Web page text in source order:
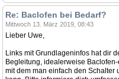
Re: Baclofen bei Bedarf?
Mittwoch 13. März 2019, 08:43
Lieber Uwe,
Links mit Grundlageninfos hat dir
Begleitung, idealerweise
mit dem man einfach den Schalter